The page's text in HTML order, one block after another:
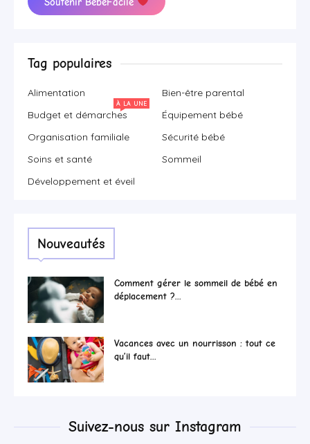
Tag populaires
Alimentation
Bien-être parental
Budget et démarches
À LA UNE
Équipement bébé
Organisation familiale
Sécurité bébé
Soins et santé
Sommeil
Développement et éveil
Nouveautés
Comment gérer le sommeil de bébé en
déplacement ?...
Vacances avec un nourrisson : tout ce
qu’il faut...
Suivez-nous sur Instagram